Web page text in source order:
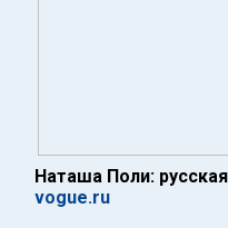
Наташа Поли:
vogue.ru